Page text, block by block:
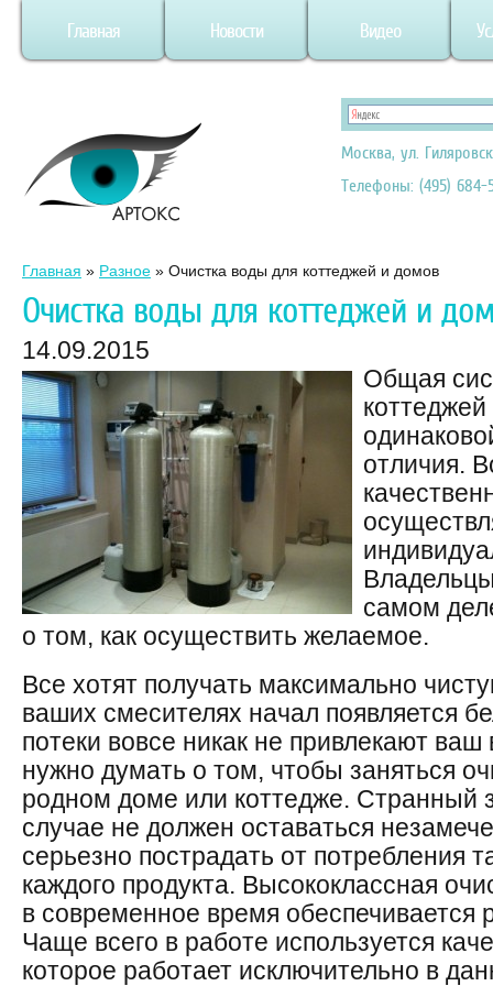
Главная Новости Видео
Москва, ул.
Телефоны: (495) 684-
Главная » Разное » Очистка воды для коттеджей и домов
Очистка воды для коттеджей и
14.09.2015
Общая
отличия.
самом
о том, как осуществить желаемое.
Все хотят получать максимально
ваших смесителях начал появляется
потеки вовсе никак не привлекают
нужно думать о том, чтобы заняться
родном доме или коттедже. Странный
случае не должен оставаться
серьезно пострадать от потребления
каждого продукта. Высококлассная
в современное время обеспечивается
Чаще всего в работе используется
которое работает исключительно в